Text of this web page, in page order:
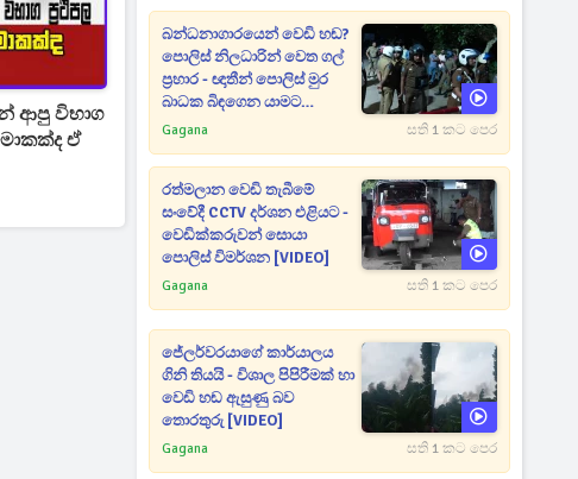
ආපු විභාග
ඒ
බන්ධනාගාරයෙන් වෙඩි හඬ?
පොලිස් නිලධාරින් වෙත ගල්
ප්‍රහාර - ඥාතීන් පොලිස් මුර
බාධක බිඳගෙන යාමට
උත්සාහයක [VIDEO]
Gagana සති 1 කට පෙර
රත්මලාන වෙඩි තැබීමේ
සංවේදී CCTV දර්ශන එළියට -
වෙඩික්කරුවන් සොයා
පොලිස් විමර්ශන [VIDEO]
Gagana සති 1 කට පෙර
ජේලර්වරයාගේ කාර්යාලය
ගිනි තියයි - විශාල පිපිරීමක් හා
වෙඩි හඬ ඇසුණු බව
තොරතුරු [VIDEO]
Gagana සති 1 කට පෙර